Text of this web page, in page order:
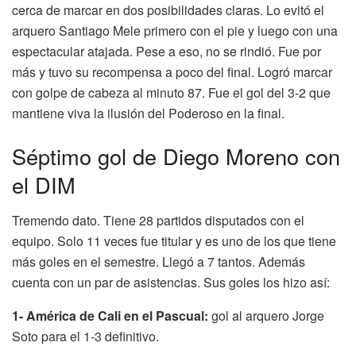
cerca de marcar en dos posibilidades claras. Lo evitó el
arquero Santiago Mele primero con el pie y luego con una
espectacular atajada. Pese a eso, no se rindió. Fue por
más y tuvo su recompensa a poco del final. Logró marcar
con golpe de cabeza al minuto 87. Fue el gol del 3-2 que
mantiene viva la ilusión del Poderoso en la final.
Séptimo gol de Diego Moreno con
el DIM
Tremendo dato. Tiene 28 partidos disputados con el
equipo. Solo 11 veces fue titular y es uno de los que tiene
más goles en el semestre. Llegó a 7 tantos. Además
cuenta con un par de asistencias. Sus goles los hizo así:
1- América de Cali en el Pascual: gol al arquero Jorge
Soto para el 1-3 definitivo.